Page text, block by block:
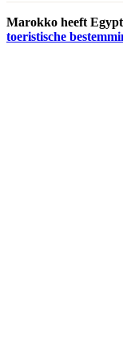
Marokko heeft
toeristische